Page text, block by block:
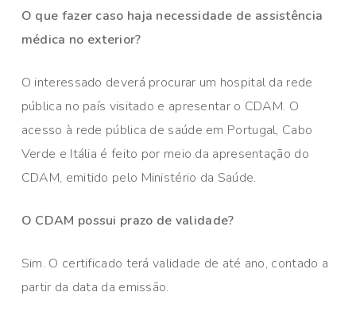
O que fazer caso haja necessidade de assistência
médica no exterior?
O interessado deverá procurar um hospital da rede
pública no país visitado e apresentar o CDAM. O
acesso à rede pública de saúde em Portugal, Cabo
Verde e Itália é feito por meio da apresentação do
CDAM, emitido pelo Ministério da Saúde.
O CDAM possui prazo de validade?
Sim. O certificado terá validade de até ano, contado a
partir da data da emissão.